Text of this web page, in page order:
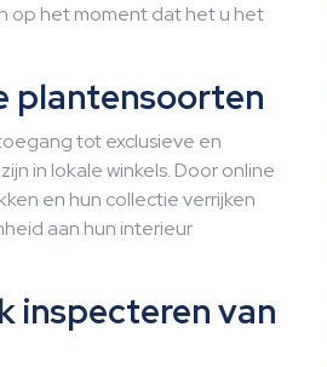
op het moment dat het u het
plantensoorten
tot exclusieve en
in lokale winkels. Door online
en hun collectie verrijken
aan hun interieur
inspecteren van